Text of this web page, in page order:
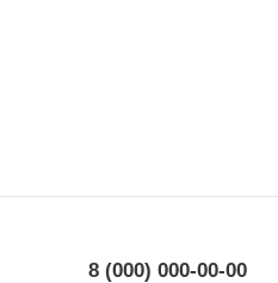
8 (000) 000-00-00